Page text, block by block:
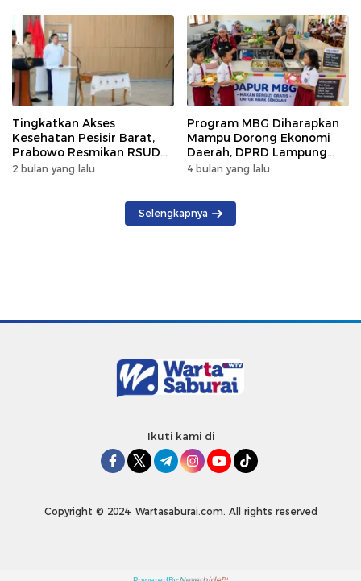
Tingkatkan Akses
Kesehatan Pesisir Barat,
Prabowo Resmikan RSUD
KH Muhammad Thohir
2 bulan yang lalu
Program MBG Diharapkan
Mampu Dorong Ekonomi
Daerah, DPRD Lampung
Tekankan Pemanfaatan
4 bulan yang lalu
Selengkapnya
Ikuti kami di
Copyright © 2024. Wartasaburai.com. All rights reserved